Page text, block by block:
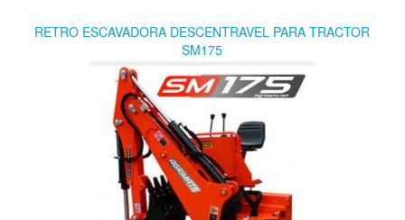
RETRO ESCAVADORA DESCENTRAVEL PARA TRACTOR
SM175